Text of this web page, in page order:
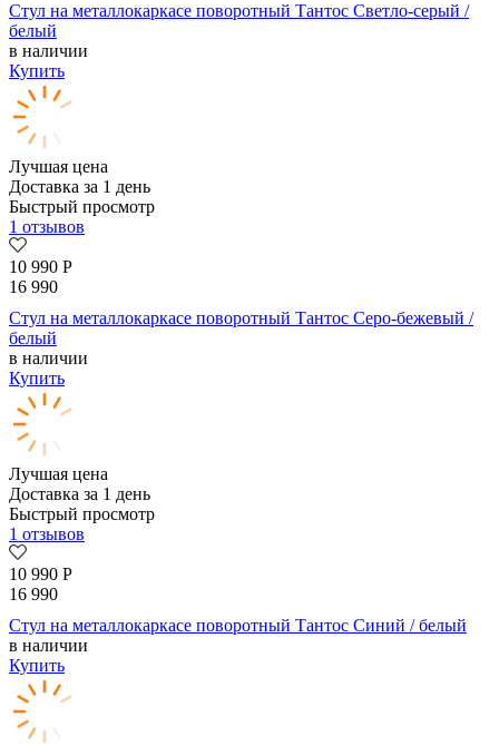
Стул на металлокаркасе поворотный Тантос Светло-серый /
белый
в наличии
Купить
Лучшая цена
Доставка за 1 день
Быстрый просмотр
1 отзывов
10 990 Р
16 990
Стул на металлокаркасе поворотный Тантос Серо-бежевый /
белый
в наличии
Купить
Лучшая цена
Доставка за 1 день
Быстрый просмотр
1 отзывов
10 990 Р
16 990
Стул на металлокаркасе поворотный Тантос Синий / белый
в наличии
Купить